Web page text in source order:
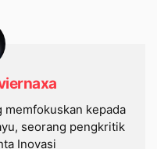
memfokuskan kepada
seorang pengkritik
Inovasi